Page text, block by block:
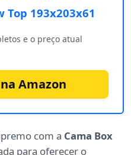
Top 193x203x61
e o preço atual
Amazon
com a Cama Box
para oferecer o